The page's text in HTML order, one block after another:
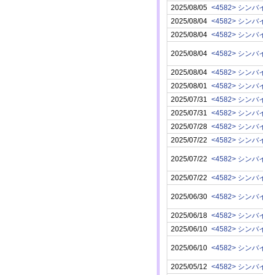
2025/08/05 <4582> シンバ
2025/08/04 <4582> シンバ
2025/08/04 <4582> シンバ
2025/08/04 <4582> シンバ
2025/08/04 <4582> シンバ
2025/08/01
<4582> シンバ
2025/07/31
<4582> シンバ
2025/07/31
<4582> シンバ
2025/07/28 <4582> シンバ
2025/07/22 <4582> シンバ
2025/07/22 <4582> シンバ
2025/07/22 <4582> シンバ
2025/06/30 <4582> シンバ
2025/06/18 <4582> シンバ
2025/06/10 <4582> シンバ
2025/06/10 <4582> シンバ
2025/05/12 <4582> シンバ